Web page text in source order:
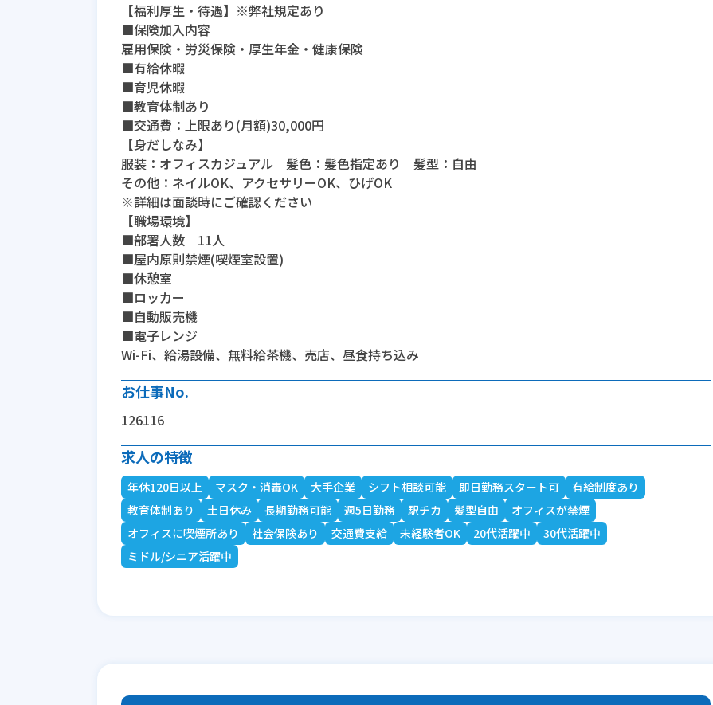
【福利厚生・待遇】※弊社規定あり
■保険加入内容
雇用保険・労災保険・厚生年金・健康保険
■有給休暇
■育児休暇
■教育体制あり
■交通費：上限あり(月額)30,000円
【身だしなみ】
服装：オフィスカジュアル 髪色：髪色指定あり 髪型：自由
その他：ネイルOK、アクセサリーOK、ひげOK
※詳細は面談時にご確認ください
【職場環境】
■部署人数 11人
■屋内原則禁煙(喫煙室設置)
■休憩室
■ロッカー
■自動販売機
■電子レンジ
Wi-Fi、給湯設備、無料給茶機、売店、昼食持ち込み
お仕事No.
126116
求人の特徴
年休120日以上 マスク・消毒OK 大手企業 シフト相談可能 即日勤務スタート可
有給制度あり
教育体制あり
土日休み 長期勤務可能 週5日勤務 駅チカ 髪型自由
オフィスが禁煙
オフィスに喫煙所あり
社会保険あり 交通費支給 未経験者OK 20代活躍中
30代活躍中
ミドル/シニア活躍中